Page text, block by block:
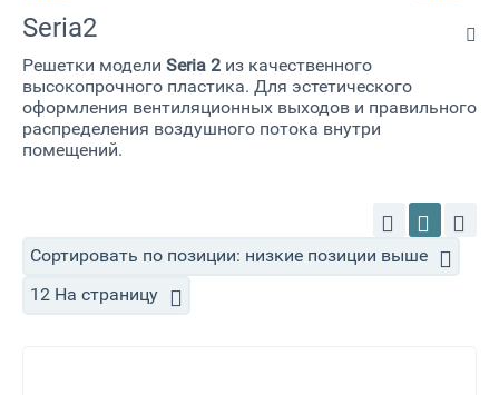
Seria2
Решетки модели Seria 2 из качественного
высокопрочного пластика. Для эстетического
оформления вентиляционных выходов и правильного
распределения воздушного потока внутри
помещений.
Сортировать по позиции: низкие позиции выше
12 На страницу